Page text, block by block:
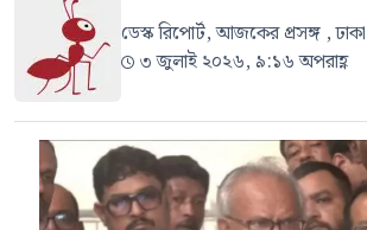
ডেস্ক রিপোর্ট, আজকের প্রসঙ্গ , ঢাকা
৩ জুলাই ২০২৬, ৯:১৬ অপরাহ্ণ